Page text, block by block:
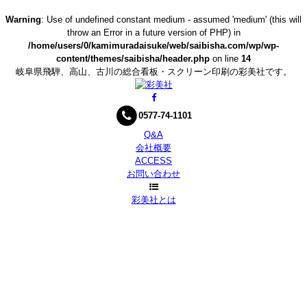
Warning: Use of undefined constant medium - assumed 'medium' (this will
throw an Error in a future version of PHP) in
/home/users/0/kamimuradaisuke/web/saibisha.com/wp/wp-
content/themes/saibisha/header.php on line 14
岐阜県飛騨、高山、古川の総合看板・スクリーン印刷の彩美社です。
0577-74-1101
Q&A
会社概要
ACCESS
お問い合わせ
彩美社とは